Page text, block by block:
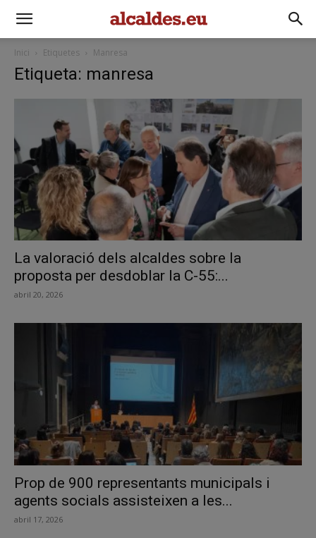
Inici Etiquetes Manresa
Etiqueta: manresa
La valoració dels alcaldes sobre la
proposta per desdoblar la C-55:...
abril 20, 2026
Prop de 900 representants municipals i
agents socials assisteixen a les...
abril 17, 2026